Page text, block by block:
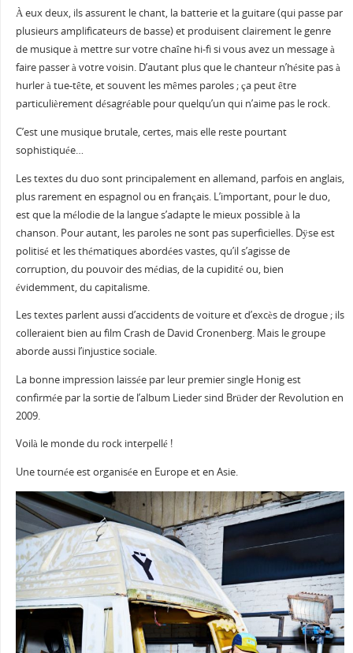
À eux deux, ils assurent le chant, la batterie et la guitare (qui passe par
plusieurs amplificateurs de basse) et produisent clairement le genre
de musique à mettre sur votre chaîne hi-fi si vous avez un message à
faire passer à votre voisin. D’autant plus que le chanteur n’hésite pas à
hurler à tue-tête, et souvent les mêmes paroles ; ça peut être
particulièrement désagréable pour quelqu’un qui n’aime pas le rock.
C’est une musique brutale, certes, mais elle reste pourtant
sophistiquée…
Les textes du duo sont principalement en allemand, parfois en anglais,
plus rarement en espagnol ou en français. L’important, pour le duo,
est que la mélodie de la langue s’adapte le mieux possible à la
chanson. Pour autant, les paroles ne sont pas superficielles. Dÿse est
politisé et les thématiques abordées vastes, qu’il s’agisse de
corruption, du pouvoir des médias, de la cupidité ou, bien
évidemment, du capitalisme.
Les textes parlent aussi d’accidents de voiture et d’excès de drogue ; ils
colleraient bien au film Crash de David Cronenberg. Mais le groupe
aborde aussi l’injustice sociale.
La bonne impression laissée par leur premier single Honig est
confirmée par la sortie de l’album Lieder sind Brüder der Revolution en
2009.
Voilà le monde du rock interpellé !
Une tournée est organisée en Europe et en Asie.